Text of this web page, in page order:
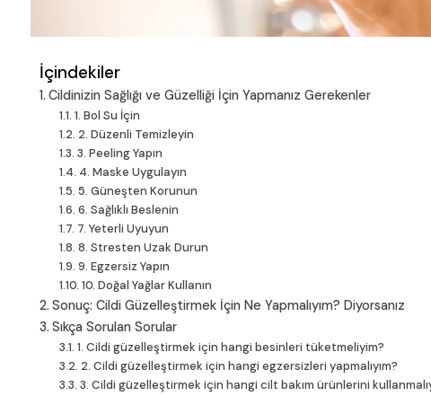
İçindekiler
Cildinizin Sağlığı ve Güzelliği İçin Yapmanız Gerekenler
1. Bol Su İçin
2. Düzenli Temizleyin
3. Peeling Yapın
4. Maske Uygulayın
5. Güneşten Korunun
6. Sağlıklı Beslenin
7. Yeterli Uyuyun
8. Stresten Uzak Durun
9. Egzersiz Yapın
10. Doğal Yağlar Kullanın
Sonuç: Cildi Güzelleştirmek İçin Ne Yapmalıyım? Diyorsanız
Sıkça Sorulan Sorular
1. Cildi güzelleştirmek için hangi besinleri tüketmeliyim?
2. Cildi güzelleştirmek için hangi egzersizleri yapmalıyım?
3. Cildi güzelleştirmek için hangi cilt bakım ürünlerini